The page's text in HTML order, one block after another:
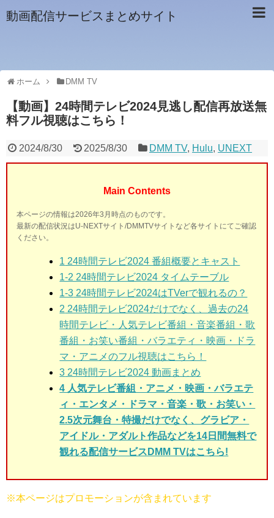
動画配信サービスまとめサイト
ホーム DMM TV
【動画】24時間テレビ2024見逃し配信再放送無
料フル視聴はこちら！
2024/8/30 2025/8/30 DMM TV, Hulu, UNEXT
Main Contents
本ページの情報は2026年3月時点のものです。
最新の配信状況はU-NEXTサイト/DMMTVサイトなど各サイトにてご確認
ください。
1 24時間テレビ2024 番組概要とキャスト
1-2 24時間テレビ2024 タイムテーブル
1-3 24時間テレビ2024はTVerで観れるの？
2 24時間テレビ2024だけでなく、過去の24
時間テレビ・人気テレビ番組・音楽番組・歌
番組・お笑い番組・バラエティ・映画・ドラ
マ・アニメのフル視聴はこちら！
3 24時間テレビ2024 動画まとめ
4 人気テレビ番組・アニメ・映画・バラエテ
ィ・エンタメ・ドラマ・音楽・歌・お笑い・
2.5次元舞台・特撮だけでなく、グラビア・
アイドル・アダルト作品などを14日間無料で
観れる配信サービスDMM TVはこちら!
※本ページはプロモーションが含まれています